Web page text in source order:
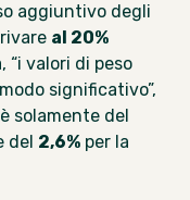
aggiuntivo degli
al 20%
“i valori di peso
significativo”,
solamente del
del 2,6% per la